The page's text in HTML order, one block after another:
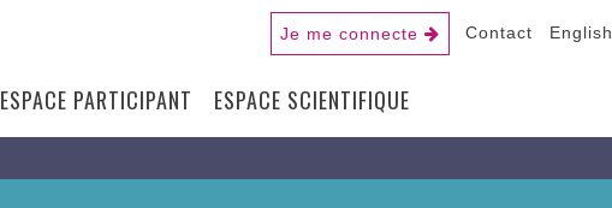
Je me connecte Contact English
ESPACE PARTICIPANT ESPACE SCIENTIFIQUE